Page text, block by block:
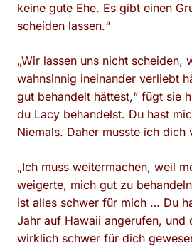
keine gute Ehe. Es gibt einen
scheiden lassen.“
„Wir lassen uns nicht scheiden,
wahnsinnig ineinander verliebt
gut behandelt hättest,“ fügt sie
du Lacy behandelst. Du hast
Niemals. Daher musste ich dich
„Ich muss weitermachen, weil
weigerte, mich gut zu
ist alles schwer für mich … Du
Jahr auf Hawaii angerufen, und
wirklich schwer für dich